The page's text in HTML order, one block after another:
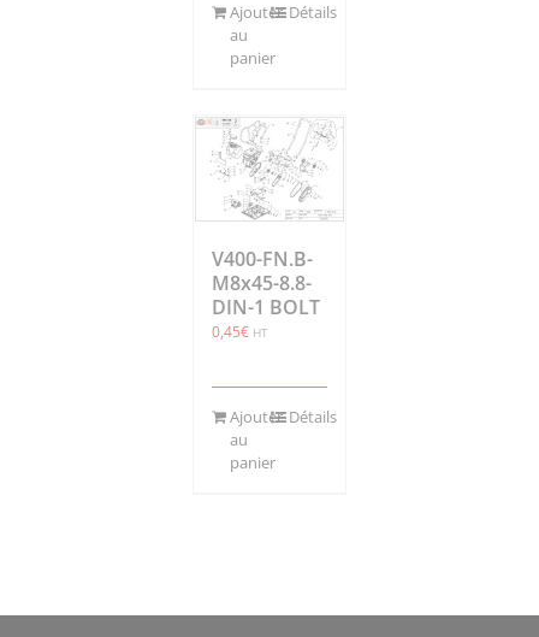
Ajouter
au
panier
Détails
V400-FN.B-
M8x45-8.8-
DIN-1 BOLT
0,45€ HT
Ajouter
au
panier
Détails